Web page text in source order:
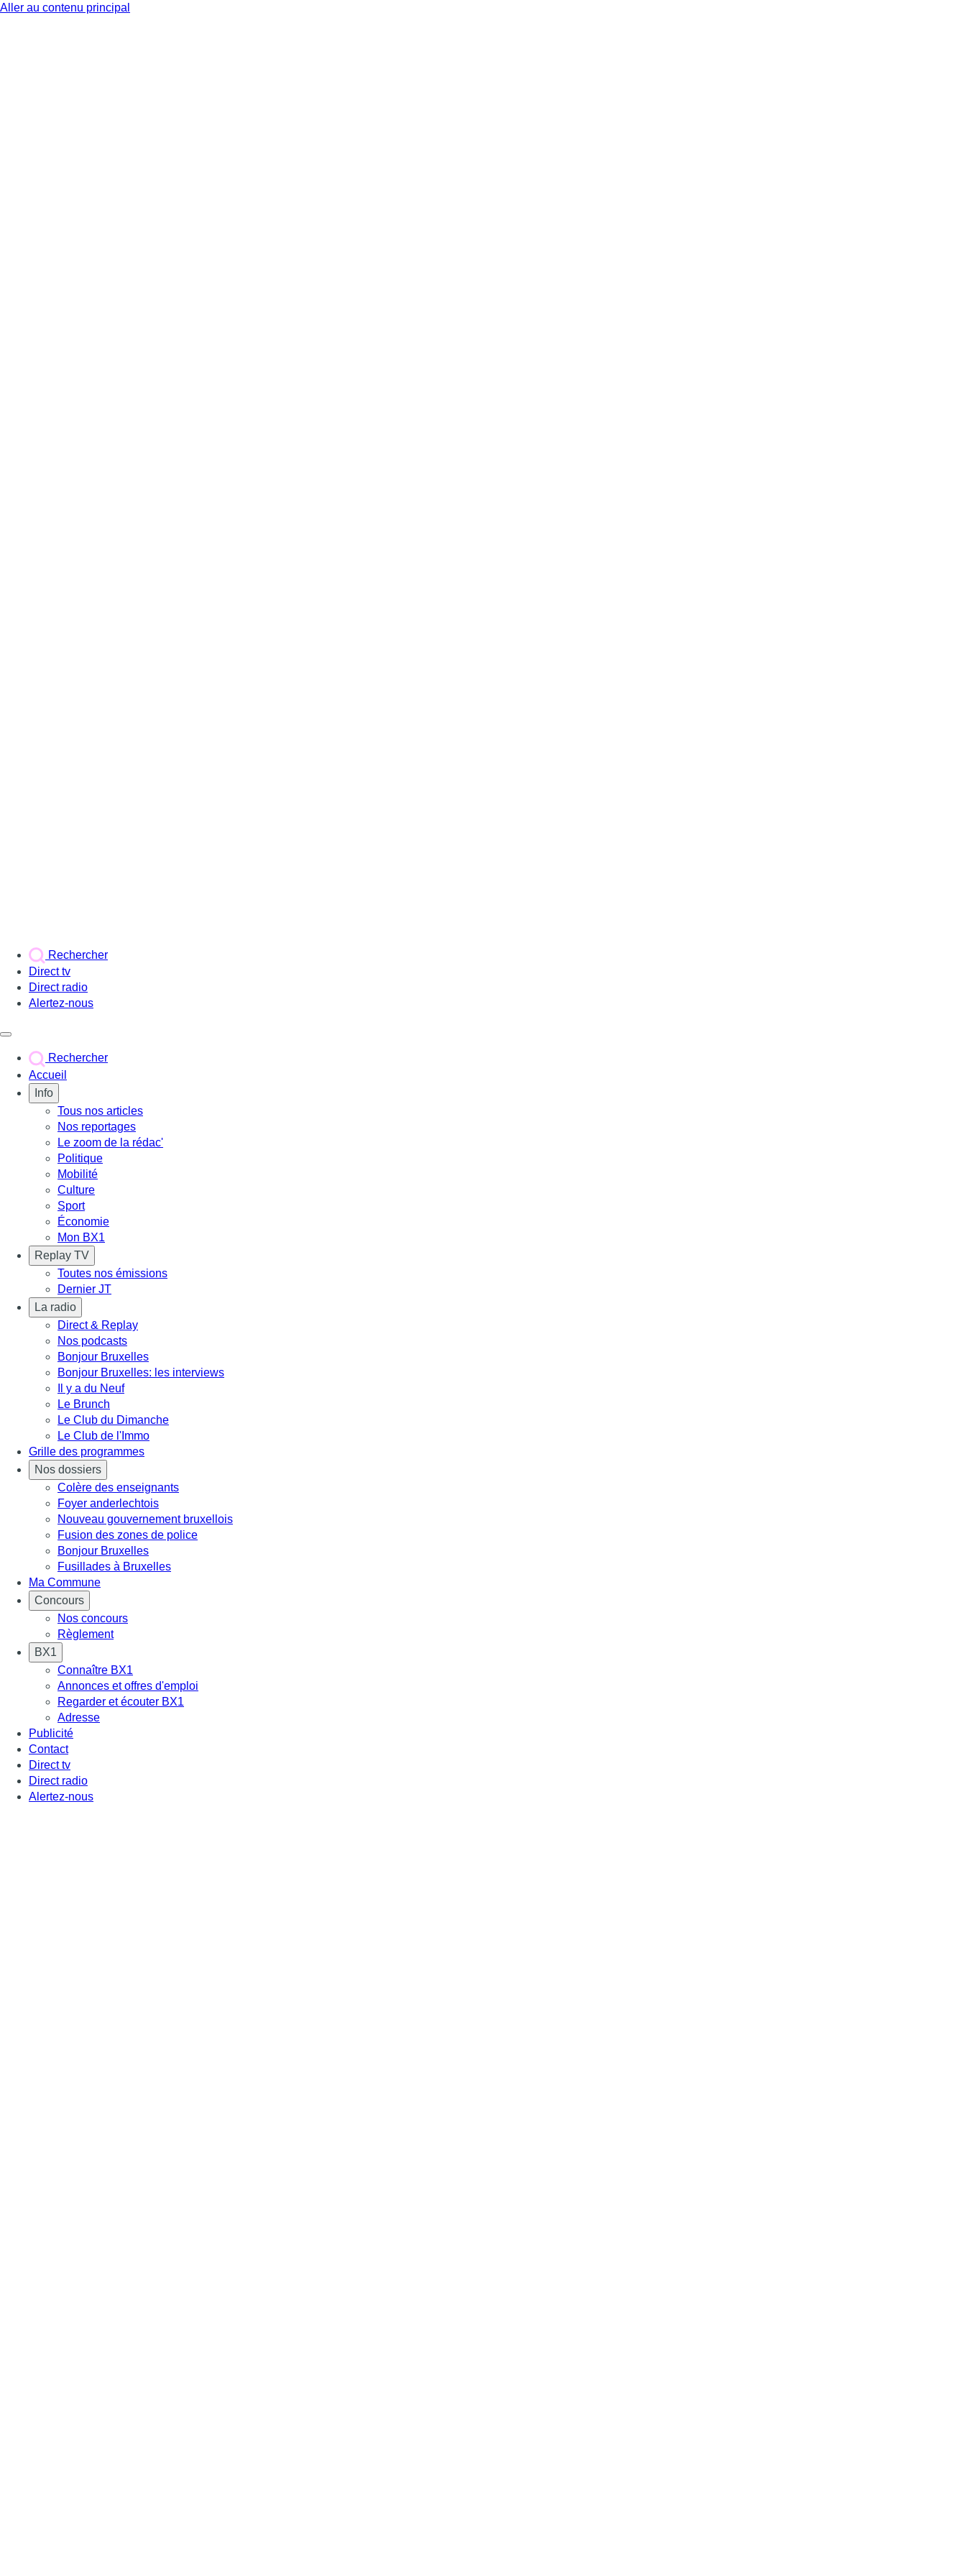
Aller au contenu principal
Rechercher
Direct tv
Direct radio
Alertez-nous
Rechercher
Accueil
Info
Tous nos articles
Nos reportages
Le zoom de la rédac'
Politique
Mobilité
Culture
Sport
Économie
Mon BX1
Replay TV
Toutes nos émissions
Dernier JT
La radio
Direct & Replay
Nos podcasts
Bonjour Bruxelles
Bonjour Bruxelles: les interviews
Il y a du Neuf
Le Brunch
Le Club du Dimanche
Le Club de l'Immo
Grille des programmes
Nos dossiers
Colère des enseignants
Foyer anderlechtois
Nouveau gouvernement bruxellois
Fusion des zones de police
Bonjour Bruxelles
Fusillades à Bruxelles
Ma Commune
Concours
Nos concours
Règlement
BX1
Connaître BX1
Annonces et offres d'emploi
Regarder et écouter BX1
Adresse
Publicité
Contact
Direct tv
Direct radio
Alertez-nous